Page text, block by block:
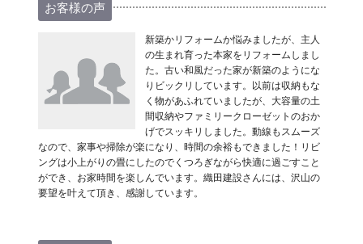
お客様の声
新築かリフォームか悩みましたが、主人
の生まれ育った本家をリフォームしまし
た。古い和風だった家が新築のようにな
りビックリしています。以前は収納もな
く物があふれていましたが、大容量の土
間収納やファミリークローゼットのおか
げでスッキリしました。動線もスムーズ
なので、家事や掃除が楽になり、時間の余裕もできました！リビ
ングは小上がりの畳にしたのでくつろぎながら快適に過ごすこと
ができ、お家時間を楽しんでいます。織田建設さんには、沢山の
要望を叶えて頂き、感謝しています。